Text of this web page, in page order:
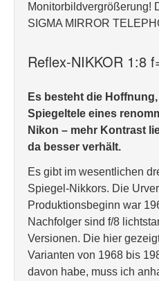
Monitorbildvergrößerung!
SIGMA MIRROR
Reflex-NIKKOR 1:8
Es besteht die
Spiegeltele eines
Nikon – mehr Kontrast
da besser verhält.
Es gibt im wesentlichen
Spiegel-Nikkors. Die
Produktionsbeginn war
Nachfolger sind f/8
Versionen. Die hier
Varianten von 1968 bis
davon habe, muss ich